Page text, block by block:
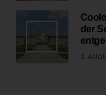
4
der
3.